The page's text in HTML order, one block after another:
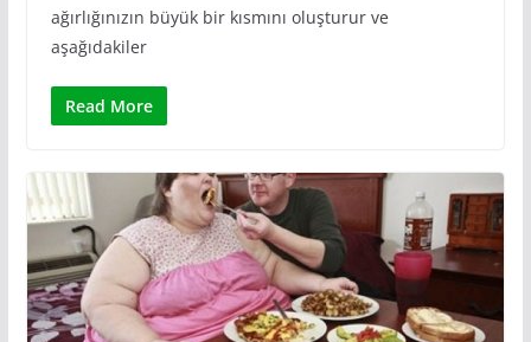
ağırlığınızın büyük bir kısmını oluşturur ve
aşağıdakiler
Read More